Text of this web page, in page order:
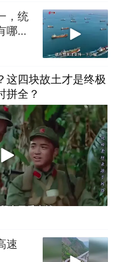
，统
哪四
这四块故土才是终极
拼全？
速